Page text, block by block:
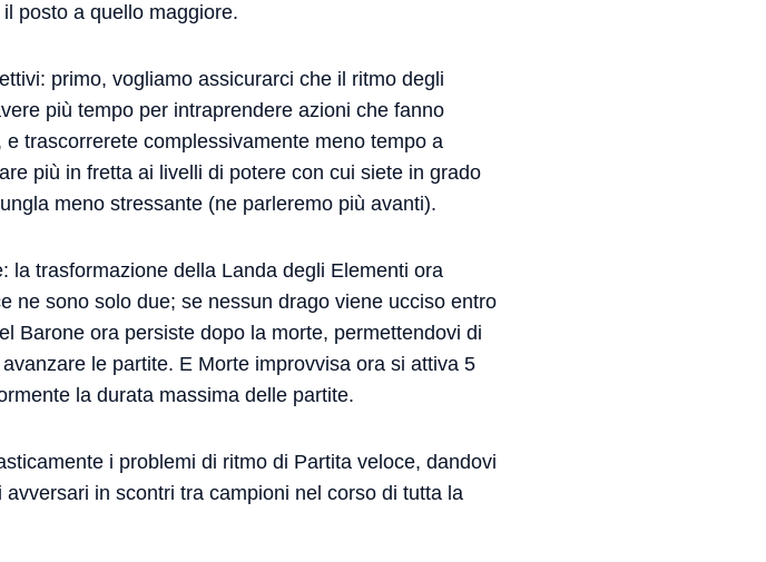
posto a quello maggiore.
primo, vogliamo assicurarci che il ritmo degli
più tempo per intraprendere azioni che fanno
trascorrerete complessivamente meno tempo a
più in fretta ai livelli di potere con cui siete in grado
meno stressante (ne parleremo più avanti).
la trasformazione della Landa degli Elementi ora
ne sono solo due; se nessun drago viene ucciso entro
Barone ora persiste dopo la morte, permettendovi di
le partite. E Morte improvvisa ora si attiva 5
la durata massima delle partite.
i problemi di ritmo di Partita veloce, dandovi
in scontri tra campioni nel corso di tutta la